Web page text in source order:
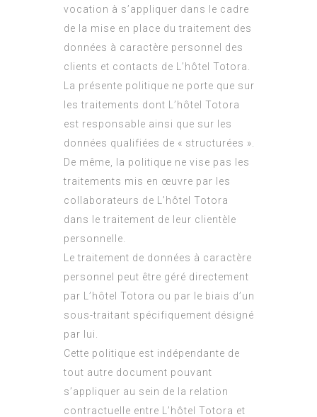
vocation à s’appliquer dans le cadre
de la mise en place du traitement des
données à caractère personnel des
clients et contacts de L’hôtel Totora.
La présente politique ne porte que sur
les traitements dont L’hôtel Totora
est responsable ainsi que sur les
données qualifiées de « structurées ».
De même, la politique ne vise pas les
traitements mis en œuvre par les
collaborateurs de L’hôtel Totora
dans le traitement de leur clientèle
personnelle.
Le traitement de données à caractère
personnel peut être géré directement
par L’hôtel Totora ou par le biais d’un
sous-traitant spécifiquement désigné
par lui.
Cette politique est indépendante de
tout autre document pouvant
s’appliquer au sein de la relation
contractuelle entre L’hôtel Totora et